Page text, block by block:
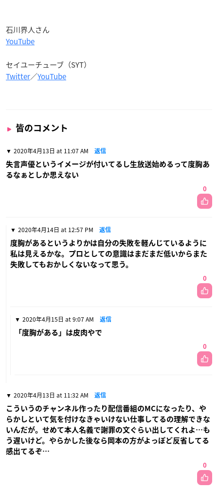
石川界人さん
YouTube
セイユーチューブ（SYT）
Twitter／YouTube
皆のコメント
2020年4月13日 at 11:07 AM 返信
失言声優というイメージが付いてるし生放送始めるって度胸あ
るなぁとしか思えない
0
2020年4月14日 at 12:57 PM 返信
度胸があるというよりかは自分の失敗を軽んじているように
私は見えるかな。プロとしての意識はまだまだ低いからまた
失敗してもおかしくないなって思う。
0
2020年4月15日 at 9:07 AM 返信
「度胸がある」は皮肉やで
0
2020年4月13日 at 11:32 AM 返信
こういうのチャンネル作ったり配信番組のMCになったり、や
らかしといて気を付けなきゃいけない仕事してるの理解できな
いんだが。せめて本人名義で謝罪の文ぐらい出してくれよ…も
う遅いけど。やらかした後なら岡本の方がよっぽど反省してる
感出てるぞ…
0